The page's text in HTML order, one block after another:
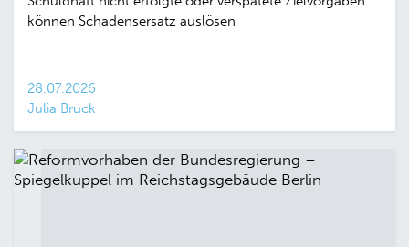
können Schadensersatz auslösen
28.07.2026
Julia Bruck